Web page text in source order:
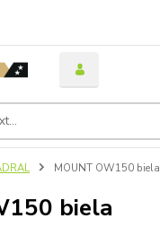
MOUNT OW150 biela
biela